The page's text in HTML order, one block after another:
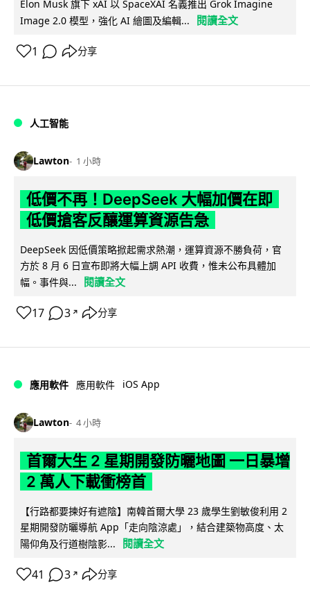
Elon Musk 旗下 xAI 以 SpaceXAI 名義推出 Grok Imagine
Image 2.0 模型，強化 AI 繪圖及編輯...
閱讀全文
1 分享
人工智能
Lawton 1 小時
低價不再！DeepSeek 大幅加價在即
低價搶客反釀運算資源告急
DeepSeek 因低價策略掀起需求熱潮，運算資源不勝負荷，官
方於 8 月 6 日宣布即將大幅上調 API 收費，惟未公布具體加
幅。事件與...
閱讀全文
17 3 ↗ 分享
應用軟件 應用軟件 iOS App
Lawton 4 小時
首爾大生 2 星期開發防曬地圖 一日暴增
2 萬人下載衝榜首
【行路都要揀好有遮陰】南韓首爾大學 23 歲學生劉敏俊利用 2
星期開發防曬導航 App「走向陰涼處」，結合建築物高度、太
陽仰角及行道樹陰影...
閱讀全文
41 3 ↗ 分享